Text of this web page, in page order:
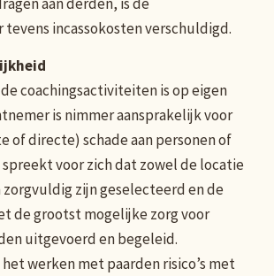
incassokosten verschuldigd.
coachingsactiviteiten is op eigen
is nimmer aansprakelijk voor
of directe) schade aan personen of
voor zich dat zowel de locatie
zorgvuldig zijn geselecteerd en de
de grootst mogelijke zorg voor
uitgevoerd en begeleid.
werken met paarden risico’s met